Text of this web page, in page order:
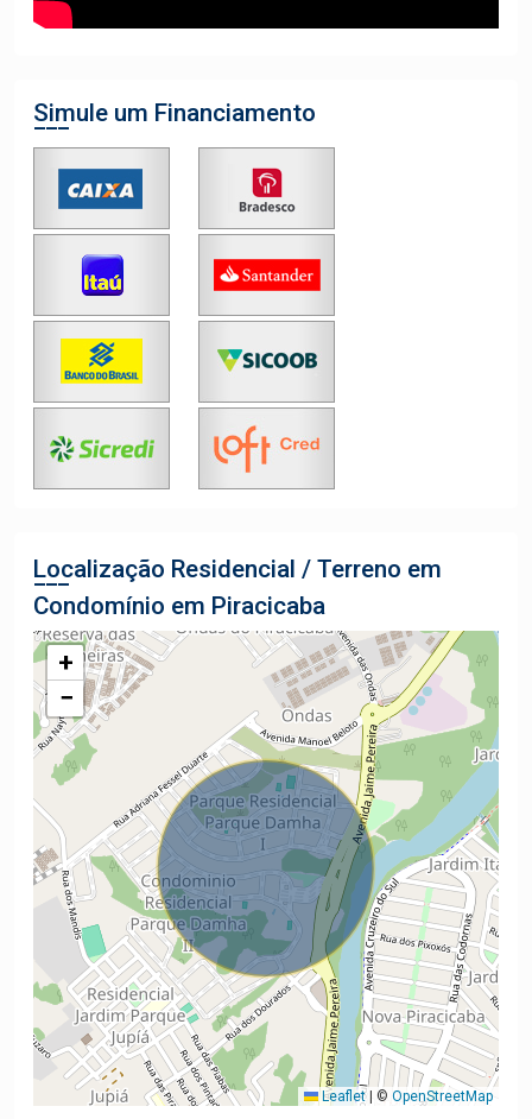
Simule um Financiamento
Localização Residencial / Terreno em
Condomínio em Piracicaba
+
−
Leaflet © OpenStreetMap